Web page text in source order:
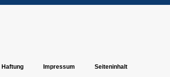
Haftung Impressum Seiteninhalt